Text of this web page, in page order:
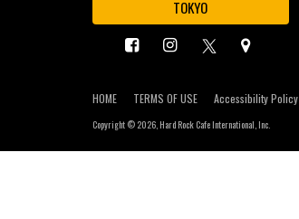
TOKYO
HOME TERMS OF USE Accessibility Policy
Copyright © 2026, Hard Rock Cafe International, Inc.